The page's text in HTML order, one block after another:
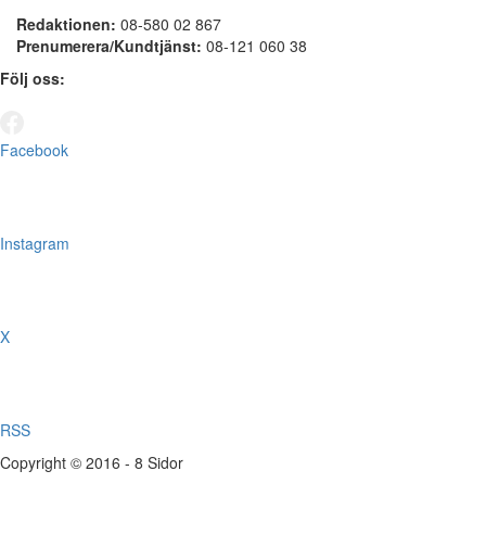
Redaktionen: 08-580 02 867
Prenumerera/Kundtjänst: 08-121 060 38
Följ oss:
Facebook
Instagram
X
RSS
Copyright © 2016 - 8 Sidor